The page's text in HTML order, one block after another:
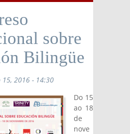
sobre
Bilingüe
2016 - 14:30
Do 15
ao 18
de
nove